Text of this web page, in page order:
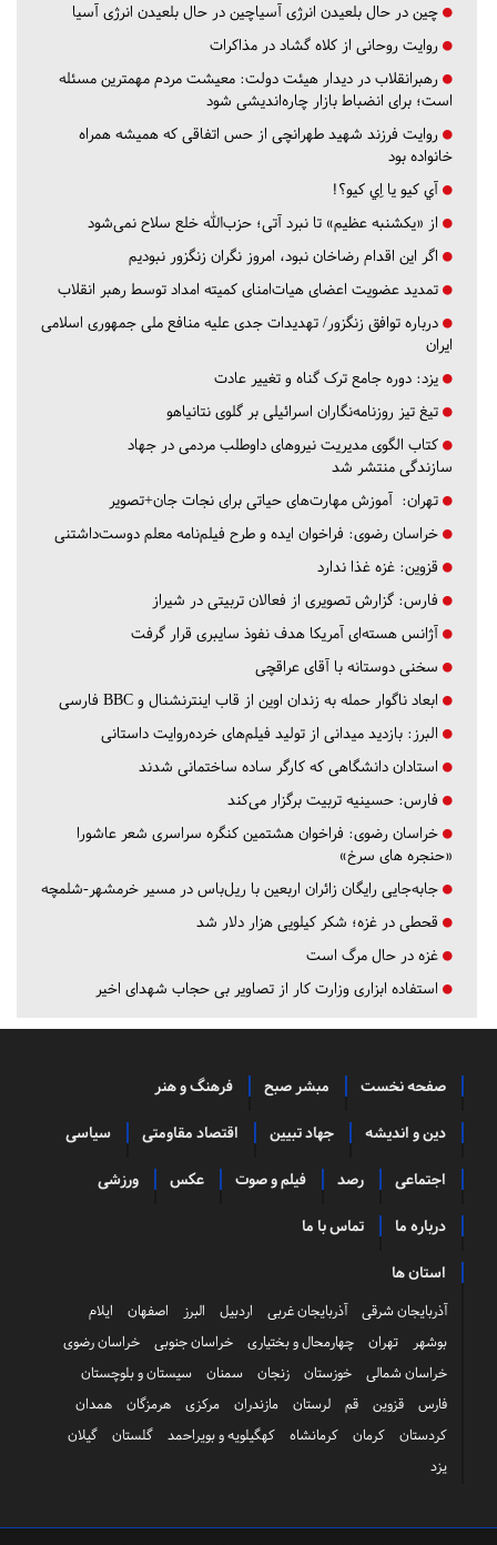
چین در حال بلعیدن انرژی آسیاچین در حال بلعیدن انرژی آسیا
روایت روحانی از کلاه گشاد در مذاکرات
رهبرانقلاب در دیدار هیئت دولت: معیشت مردم مهمترین مسئله
است؛ برای انضباط بازار چاره‌اندیشی شود
روایت فرزند شهید طهرانچی از حس اتفاقی که همیشه همراه
خانواده بود
آي كيو يا اِي كيو؟!
از «یکشنبه عظیم» تا نبرد آتی؛ حزب‌الله خلع سلاح نمی‌شود
اگر این اقدام رضاخان نبود، امروز نگران زنگزور نبودیم
تمدید عضویت اعضای هیات‌امنای کمیته امداد توسط رهبر انقلاب
درباره توافق زنگزور/ تهدیدات جدی علیه منافع ملی جمهوری اسلامی
ایران
یزد: دوره جامع ترک گناه و تغییر عادت
تیغ تیز روزنامه‌نگاران اسرائیلی بر گلوی نتانیاهو
کتاب الگوی مدیریت نیروهای داوطلب مردمی در جهاد
سازندگی منتشر شد
تهران: آموزش مهارت‌های حیاتی برای نجات جان+تصویر
خراسان رضوی: فراخوان ایده و طرح فیلم‌نامه معلم دوست‌داشتنی
قزوین: غزه غذا ندارد
فارس: گزارش تصویری از فعالان تربیتی در شیراز
آژانس هسته‌ای آمریکا هدف نفوذ سایبری قرار گرفت
سخنی دوستانه با آقای عراقچی
ابعاد ناگوار حمله به زندان اوین از قاب اینترنشنال و BBC فارسی
البرز: بازدید میدانی از تولید فیلم‌های خرده‌روایت داستانی
استادان دانشگاهی که کارگر ساده ساختمانی شدند
فارس: حسینیه تربیت برگزار می‌کند
خراسان رضوی: فراخوان هشتمین کنگره سراسری شعر عاشورا
«حنجره های سرخ»
جابه‌جایی رایگان زائران اربعین با ریل‌باس در مسیر خرمشهر-شلمچه
قحطی در غزه؛ شکر کیلویی هزار دلار شد
غزه در حال مرگ است
استفاده ابزاری وزارت کار از تصاویر بی حجاب شهدای اخیر
صفحه نخست مبشر صبح فرهنگ و هنر
دین و اندیشه جهاد تبیین اقتصاد مقاومتی سیاسی
اجتماعی رصد فیلم و صوت عکس ورزشی
درباره ما تماس با ما
استان ها
آذربایجان شرقی آذربایجان غربی اردبیل البرز اصفهان
ایلام
بوشهر
تهران چهارمحال و بختیاری خراسان جنوبی
خراسان رضوی
خراسان شمالی
خوزستان زنجان سمنان
سیستان و بلوچستان
فارس
قزوین قم لرستان مازندران مرکزی هرمزگان
همدان
کردستان
کرمان کرمانشاه کهگیلویه و بویراحمد گلستان
گیلان
یزد